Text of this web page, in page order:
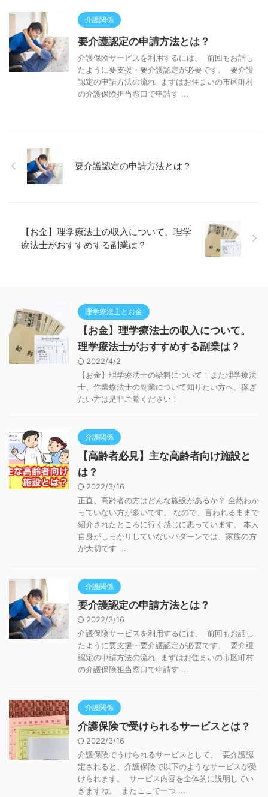
介護関係
要介護認定の申請方法とは？
介護保険サービスを利用するには、 前回もお話し
たように要支援・要介護認定が必要です。 要介護
認定の申請方法の流れ まずはお住まいの市区町村
の介護保険担当窓口で申請す ...
要介護認定の申請方法とは？
【お金】理学療法士の収入について。理学
療法士がおすすめする副業は？
理学療法士とお金
【お金】理学療法士の収入について。
理学療法士がおすすめする副業は？
2022/4/2
【お金】理学療法士の給料について！また理学療法
士、作業療法士の副業について知りたい方へ。稼ぎ
たい方は是非ご覧ください！
介護関係
【高齢者必見】主な高齢者向け施設と
は？
2022/3/16
正直、高齢者の方はどんな施設があるか？ 全然わか
っていない方が多いです。 なので、言われるままで
紹介されたところに行く感じに思っています。 本人
自身がしっかりしていないパターンでは、家族の方
が大切です ...
介護関係
要介護認定の申請方法とは？
2022/3/16
介護保険サービスを利用するには、 前回もお話し
たように要支援・要介護認定が必要です。 要介護
認定の申請方法の流れ まずはお住まいの市区町村
の介護保険担当窓口で申請す ...
介護関係
介護保険で受けられるサービスとは？
2022/3/16
介護保険でうけられるサービスとして、 要介護認
定されると、介護保険で以下のようなサービスが受
けられます。 サービス内容を全体的に説明してい
きますね。 またここで一つ ...